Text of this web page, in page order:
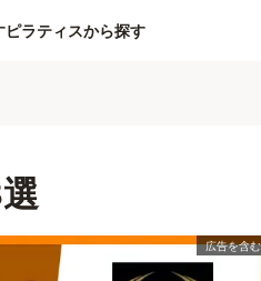
ピラティスから探す